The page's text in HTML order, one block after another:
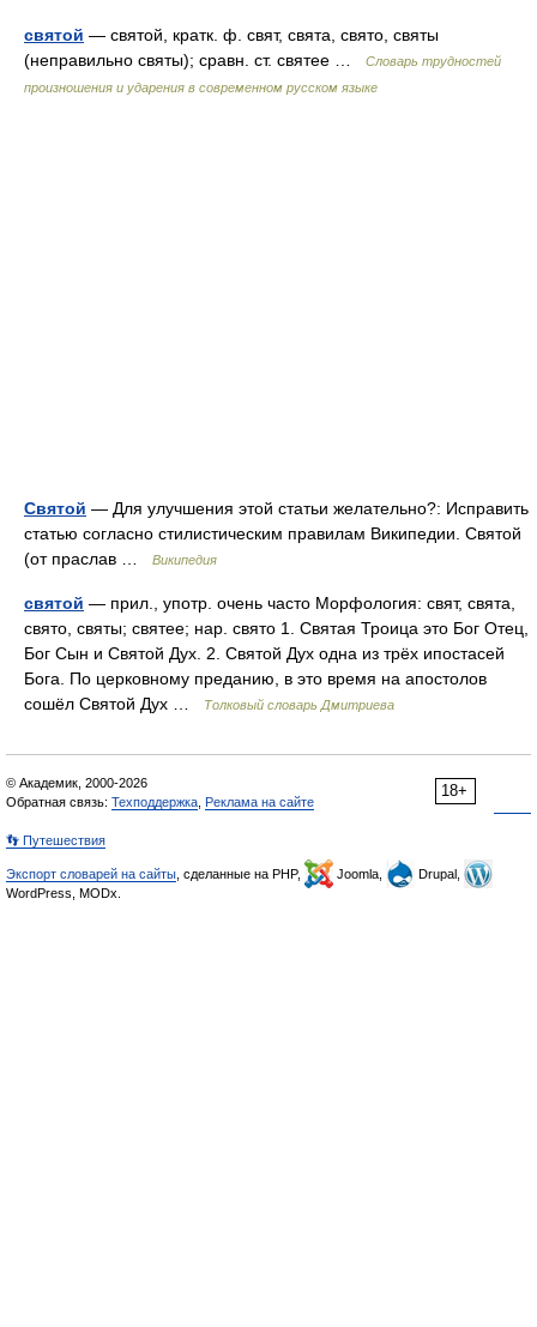
святой — святой, кратк. ф. свят, свята, свято, святы
(неправильно святы); сравн. ст. святее …
Словарь трудностей
произношения и ударения в современном русском языке
Святой — Для улучшения этой статьи желательно?: Исправить
статью согласно стилистическим правилам Википедии. Святой
(от праслав …
Википедия
святой — прил., употр. очень часто Морфология: свят, свята,
свято, святы; святее; нар. свято 1. Святая Троица это Бог Отец,
Бог Сын и Святой Дух. 2. Святой Дух одна из трёх ипостасей
Бога. По церковному преданию, в это время на апостолов
сошёл Святой Дух …
Толковый словарь Дмитриева
18+
© Академик, 2000-2026
Обратная связь: Техподдержка Реклама на сайте
👣 Путешествия
Экспорт словарей на сайты , сделанные на PHP, Joomla,
Drupal,
WordPress, MODx.